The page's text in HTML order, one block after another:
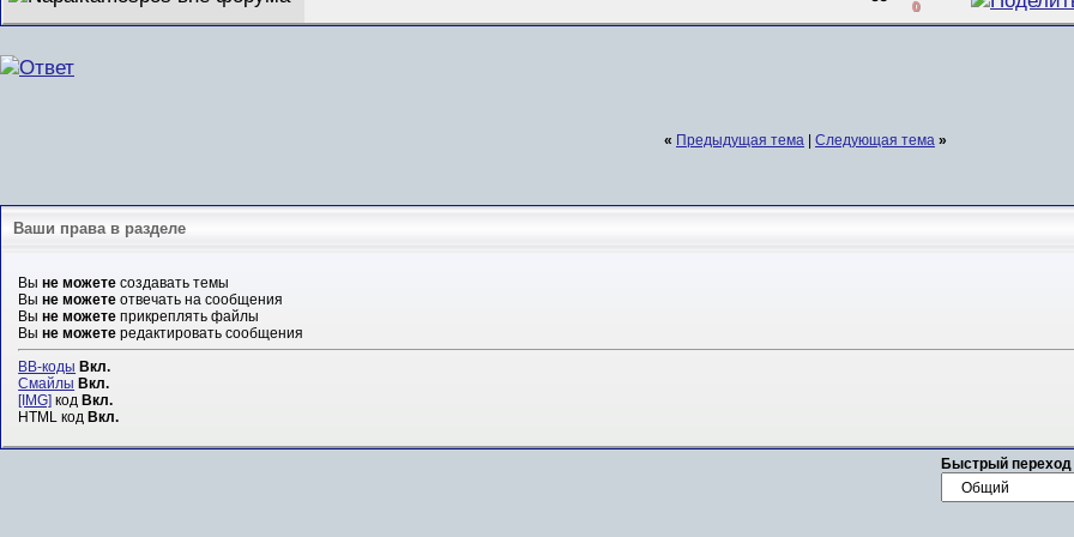
0
« Предыдущая тема Следующая тема »
Ваши права в разделе
Выне можете создавать темы
Выне можете отвечать на сообщения
Выне можете прикреплять файлы
Выне можете редактировать сообщения
BB-коды Вкл.
Смайлы Вкл.
[IMG] кодВкл.
HTML кодВкл.
Быстрый переход